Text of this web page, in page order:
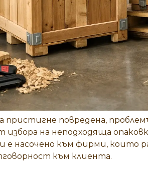
пристигне повредена,
избора на неподходяща
е насочено към фирми, които
към клиента.